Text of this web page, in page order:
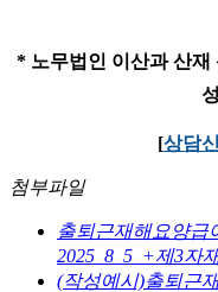
* 노무법인 이산과 산재
[상담
첨부파일
출퇴근재해요양급
2025_8_5_+제3자
(작성예시)출퇴근